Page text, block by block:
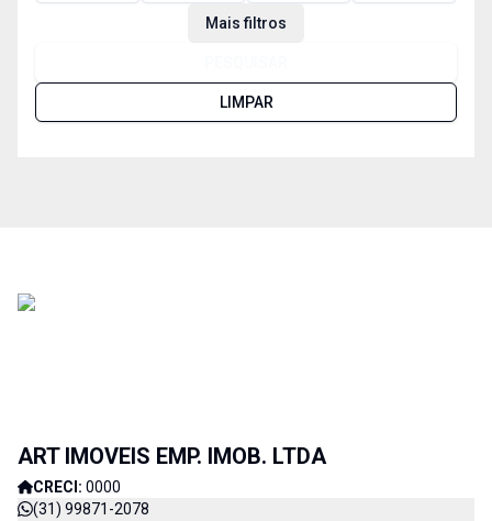
Mais filtros
LIMPAR
ART IMOVEIS EMP. IMOB. LTDA
CRECI: 0000
(31) 99871-2078